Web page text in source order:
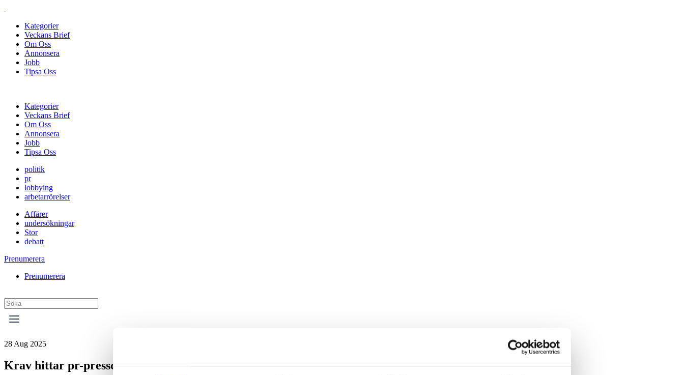
Kategorier
Veckans Brief
Om Oss
Annonsera
Jobb
Tipsa Oss
Kategorier
Veckans Brief
Om Oss
Annonsera
Jobb
Tipsa Oss
politik
pr
lobbying
arbetarrörelser
Affärer
undersökningar
Stor
debatt
Prenumerera
Prenumerera
28 Aug 2025
Krav hittar pr-presschef – Obeya värvar Berghs-duo